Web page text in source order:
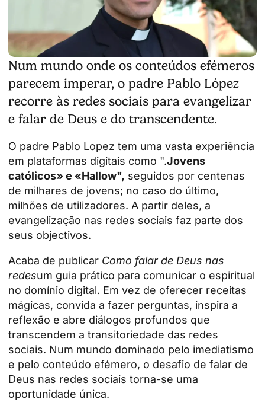
Num mundo onde os conteúdos efémeros
parecem imperar, o padre Pablo López
recorre às redes sociais para evangelizar
e falar de Deus e do transcendente.
O padre Pablo Lopez tem uma vasta experiência
em plataformas digitais como ".Jovens
católicos» e «Hallow", seguidos por centenas
de milhares de jovens; no caso do último,
milhões de utilizadores. A partir deles, a
evangelização nas redes sociais faz parte dos
seus objectivos.
Acaba de publicar Como falar de Deus nas
redesum guia prático para comunicar o espiritual
no domínio digital. Em vez de oferecer receitas
mágicas, convida a fazer perguntas, inspira a
reflexão e abre diálogos profundos que
transcendem a transitoriedade das redes
sociais. Num mundo dominado pelo imediatismo
e pelo conteúdo efémero, o desafio de falar de
Deus nas redes sociais torna-se uma
oportunidade única.